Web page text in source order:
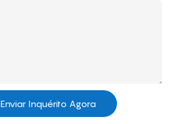
Enviar Inquérito Agora